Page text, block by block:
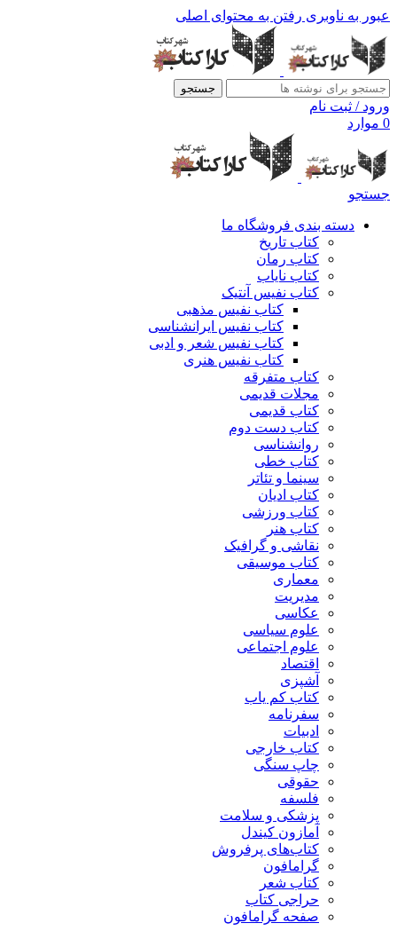
عبور به ناوبری رفتن به محتوای اصلی
جستجو
ورود / ثبت نام
0 موارد
جستجو
دسته بندی فروشگاه ما
کتاب تاریخ
کتاب رمان
کتاب نایاب
کتاب نفیس آنتیک
کتاب نفیس مذهبی
کتاب نفیس ایرانشناسی
کتاب نفیس شعر و ادبی
کتاب نفیس هنری
کتاب متفرقه
مجلات قدیمی
کتاب قدیمی
کتاب دست دوم
روانشناسی
کتاب خطی
سینما و تئاتر
کتاب ادیان
کتاب ورزشی
کتاب هنر
نقاشی و گرافیک
کتاب موسیقی
معماری
مدیریت
عکاسی
علوم سیاسی
علوم اجتماعی
اقتصاد
آشپزی
کتاب کم یاب
سفرنامه
ادبیات
کتاب خارجی
چاپ سنگی
حقوقی
فلسفه
پزشکی و سلامت
آمازون کیندل
کتاب‌های پرفروش
گرامافون
کتاب شعر
حراجی کتاب
صفحه گرامافون